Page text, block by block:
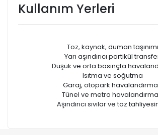
Kullanım Yerleri
Toz, kaynak, duman taşınımı
Yarı aşındırıcı partikül
Düşük ve orta basınçta
Isıtma ve soğutma
Garaj, otopark
Tünel ve metro
Aşındırıcı sıvılar ve toz